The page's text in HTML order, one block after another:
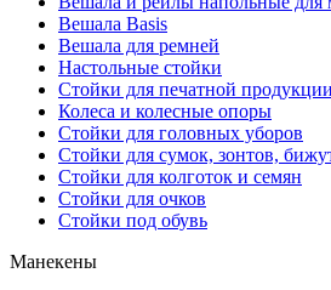
Вешала Basis
Вешала для ремней
Настольные стойки
Стойки для печатной продукции
Колеса и колесные опоры
Стойки для головных уборов
Стойки для сумок, зонтов,
Стойки для колготок и семян
Стойки для очков
Стойки под обувь
Манекены